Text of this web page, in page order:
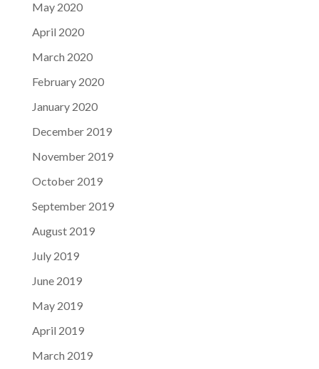
May 2020
April 2020
March 2020
February 2020
January 2020
December 2019
November 2019
October 2019
September 2019
August 2019
July 2019
June 2019
May 2019
April 2019
March 2019